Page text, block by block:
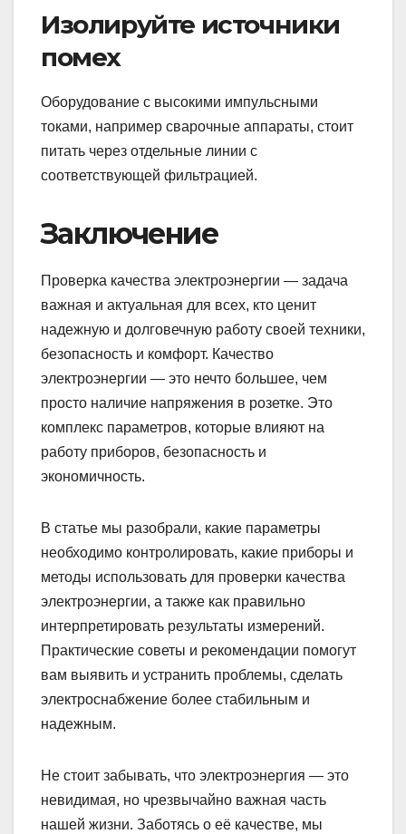
Изолируйте источники
помех
Оборудование с высокими импульсными
токами, например сварочные аппараты, стоит
питать через отдельные линии с
соответствующей фильтрацией.
Заключение
Проверка качества электроэнергии — задача
важная и актуальная для всех, кто ценит
надежную и долговечную работу своей техники,
безопасность и комфорт. Качество
электроэнергии — это нечто большее, чем
просто наличие напряжения в розетке. Это
комплекс параметров, которые влияют на
работу приборов, безопасность и
экономичность.
В статье мы разобрали, какие параметры
необходимо контролировать, какие приборы и
методы использовать для проверки качества
электроэнергии, а также как правильно
интерпретировать результаты измерений.
Практические советы и рекомендации помогут
вам выявить и устранить проблемы, сделать
электроснабжение более стабильным и
надежным.
Не стоит забывать, что электроэнергия — это
невидимая, но чрезвычайно важная часть
нашей жизни. Заботясь о её качестве, мы